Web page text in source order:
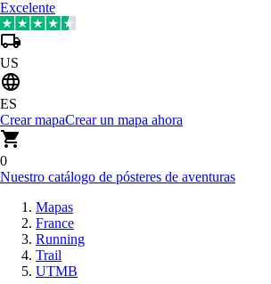
Excelente
US
ES
Crear mapaCrear un mapa ahora
0
Nuestro catálogo de pósteres de aventuras
Mapas
France
Running
Trail
UTMB